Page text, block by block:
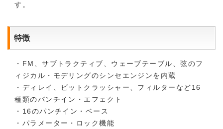
す。
特徴
・FM、サブトラクティブ、ウェーブテーブル、弦のフ
ィジカル・モデリングのシンセエンジンを内蔵
・ディレイ、ビットクラッシャー、フィルターなど16
種類のパンチイン・エフェクト
・16のパンチイン・ベース
・パラメーター・ロック機能